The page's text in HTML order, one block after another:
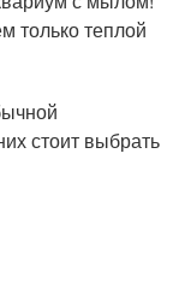
только теплой
стоит выбрать